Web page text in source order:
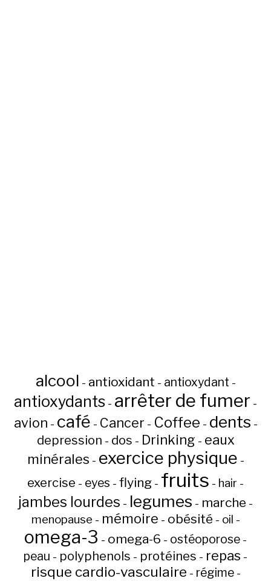
alcool - antioxidant - antioxydant -
antioxydants - arrêter de fumer -
avion - café - Cancer - Coffee - dents -
depression - dos - Drinking - eaux
minérales - exercice physique -
exercise - eyes - flying - fruits - hair -
jambes lourdes - legumes - marche -
menopause - mémoire - obésité - oil -
omega-3 - omega-6 - ostéoporose -
peau - polyphenols - protéines - repas -
risque cardio-vasculaire - régime-